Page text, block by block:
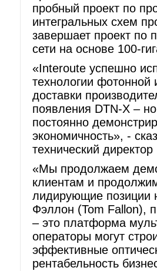
пробный проект по
интегральных схем
завершает проект по
сети на основе 100-
«Interoute успешно
технологии фотонной
доставки
появления DTN-X –
постоянно
экономичность», -
технический
«Мы продолжаем
клиентам и
лидирующие позиции
Фэллон (Tom Fallon),
– это платформа
операторы могут
эффективные
рентабельность